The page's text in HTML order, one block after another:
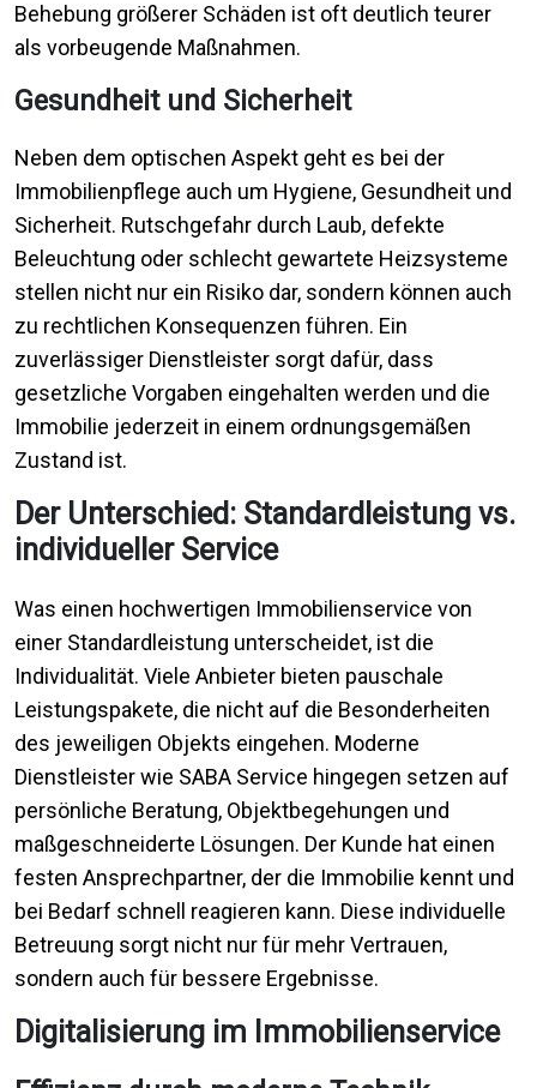
Behebung größerer Schäden ist oft deutlich teurer
als vorbeugende Maßnahmen.
Gesundheit und Sicherheit
Neben dem optischen Aspekt geht es bei der
Immobilienpflege auch um Hygiene, Gesundheit und
Sicherheit. Rutschgefahr durch Laub, defekte
Beleuchtung oder schlecht gewartete Heizsysteme
stellen nicht nur ein Risiko dar, sondern können auch
zu rechtlichen Konsequenzen führen. Ein
zuverlässiger Dienstleister sorgt dafür, dass
gesetzliche Vorgaben eingehalten werden und die
Immobilie jederzeit in einem ordnungsgemäßen
Zustand ist.
Der Unterschied: Standardleistung vs.
individueller Service
Was einen hochwertigen Immobilienservice von
einer Standardleistung unterscheidet, ist die
Individualität. Viele Anbieter bieten pauschale
Leistungspakete, die nicht auf die Besonderheiten
des jeweiligen Objekts eingehen. Moderne
Dienstleister wie SABA Service hingegen setzen auf
persönliche Beratung, Objektbegehungen und
maßgeschneiderte Lösungen. Der Kunde hat einen
festen Ansprechpartner, der die Immobilie kennt und
bei Bedarf schnell reagieren kann. Diese individuelle
Betreuung sorgt nicht nur für mehr Vertrauen,
sondern auch für bessere Ergebnisse.
Digitalisierung im Immobilienservice